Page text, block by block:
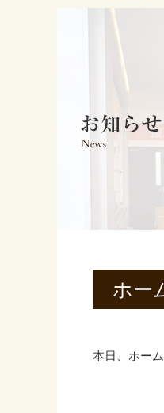
ホー
本日、ホー